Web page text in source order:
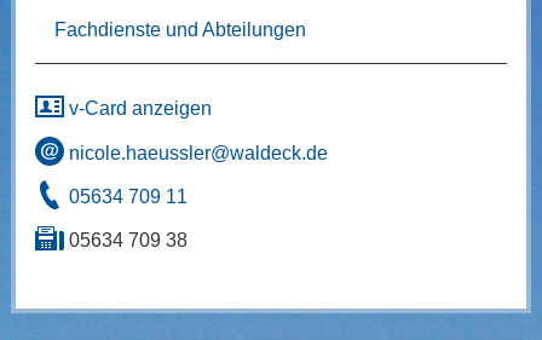
Fachdienste und Abteilungen
v-Card anzeigen
nicole.haeussler@waldeck.de
05634 709 11
05634 709 38